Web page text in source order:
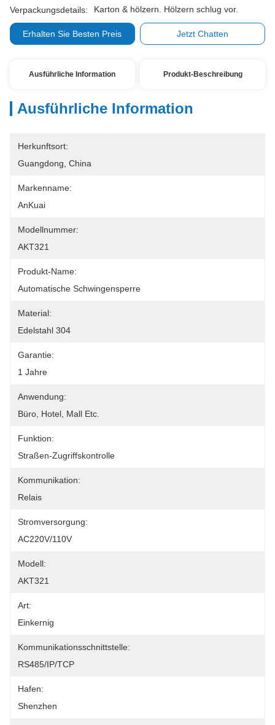
Verpackungsdetails: Karton & hölzern. Hölzern schlug vor.
Erhalten Sie Besten Preis Jetzt Chatten
Ausführliche Information Produkt-Beschreibung
Ausführliche Information
Herkunftsort:
Guangdong, China
Markenname:
AnKuai
Modellnummer:
AKT321
Produkt-Name:
Automatische Schwingensperre
Material:
Edelstahl 304
Garantie:
1 Jahre
Anwendung:
Büro, Hotel, Mall Etc.
Funktion:
Straßen-Zugriffskontrolle
Kommunikation:
Relais
Stromversorgung:
AC220V/110V
Modell:
AKT321
Art:
Einkernig
Kommunikationsschnittstelle:
RS485/IP/TCP
Hafen:
Shenzhen